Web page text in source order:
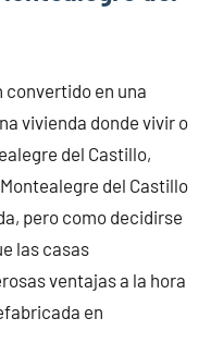
convertido en una
vivienda donde vivir o
del Castillo,
del Castillo
pero como decidirse
las casas
ventajas a la hora
en